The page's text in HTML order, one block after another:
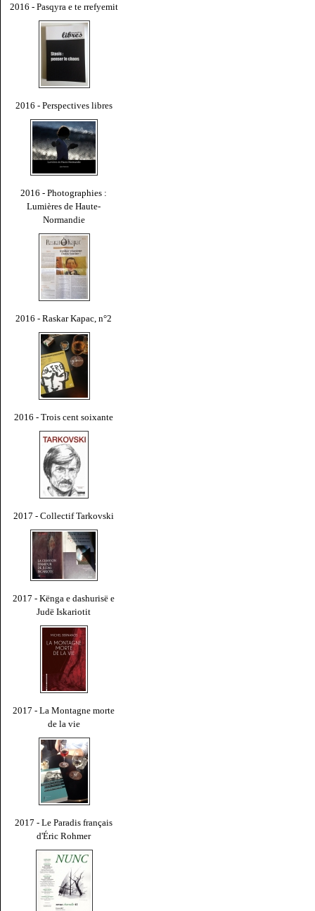
2016 - Pasqyra e te rrefyemit
2016 - Perspectives libres
2016 - Photographies :
Lumières de Haute-
Normandie
2016 - Raskar Kapac, n°2
2016 - Trois cent soixante
2017 - Collectif Tarkovski
2017 - Kënga e dashurisë e
Judë Iskariotit
2017 - La Montagne morte
de la vie
2017 - Le Paradis français
d'Éric Rohmer